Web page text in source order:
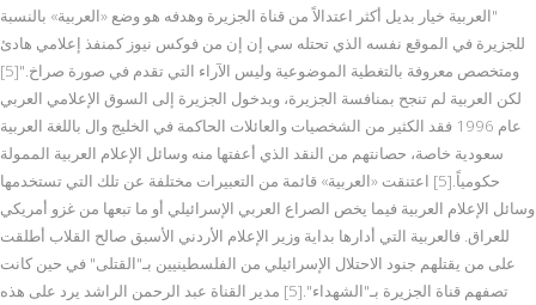
"العربية خيار بديل أكثر اعتدالاً من قناة الجزيرة وهدفه هو وضع «العربية» بالنسبة
للجزيرة في الموقع نفسه الذي تحتله سي إن إن من فوكس نيوز كمنفذ إعلامي هادئ
ومتخصص معروفة بالتغطية الموضوعية وليس الآراء التي تقدم في صورة صراخ."[5]
لكن العربية لم تنجح بمنافسة الجزيرة، وبدخول الجزيرة إلى السوق الإعلامي العربي
عام 1996 فقد الكثير من الشخصيات والعائلات الحاكمة في الخليج وال باللغة العربية
سعودية خاصة، حصانتهم من النقد الذي أعفتها منه وسائل الإعلام العربية الممولة
حكومياً.[5] اعتنقت «العربية» قائمة من التعبيرات مختلفة عن تلك التي تستخدمها
وسائل الإعلام العربية فيما يخص الصراع العربي الإسرائيلي أو ما تبعها من غزو أمريكي
للعراق. فالعربية التي أدارها بداية وزير الإعلام الأردني الأسبق صالح القلاب أطلقت
على من يقتلهم جنود الاحتلال الإسرائيلي من الفلسطينيين بـ"القتلى" في حين كانت
تصفهم قناة الجزيرة بـ"الشهداء".[5] مدير القناة عبد الرحمن الراشد يرد على هذه